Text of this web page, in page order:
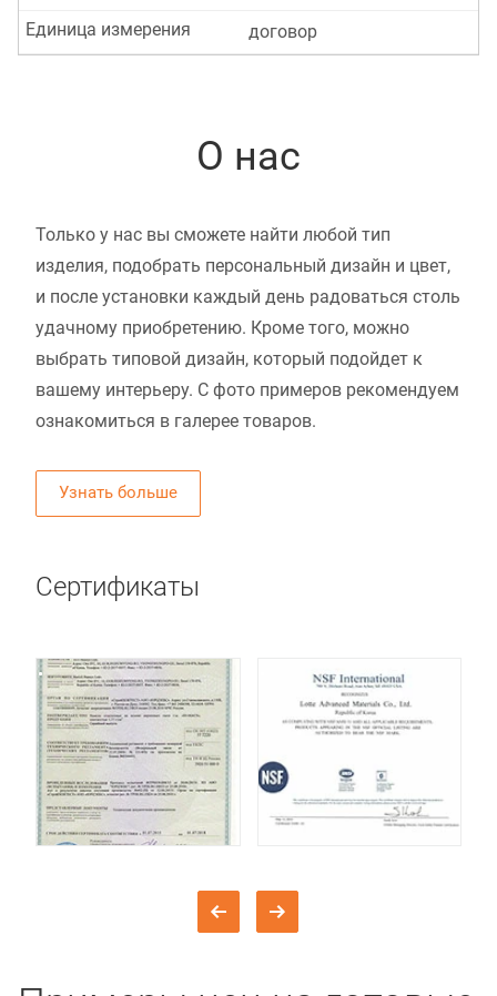
договор
Единица измерения
О нас
Только у нас вы сможете найти любой тип
изделия, подобрать персональный дизайн и цвет,
и после установки каждый день радоваться столь
удачному приобретению. Кроме того, можно
выбрать типовой дизайн, который подойдет к
вашему интерьеру. С фото примеров рекомендуем
ознакомиться в галерее товаров.
Узнать больше
Сертификаты